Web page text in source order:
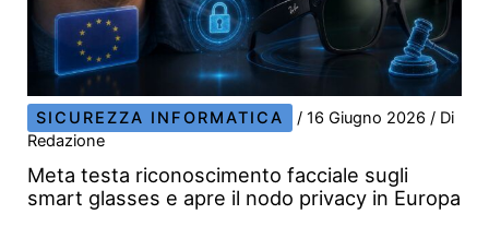
SICUREZZA INFORMATICA /16 Giugno 2026/ Di
Redazione
Meta testa riconoscimento facciale sugli
smart glasses e apre il nodo privacy in Europa